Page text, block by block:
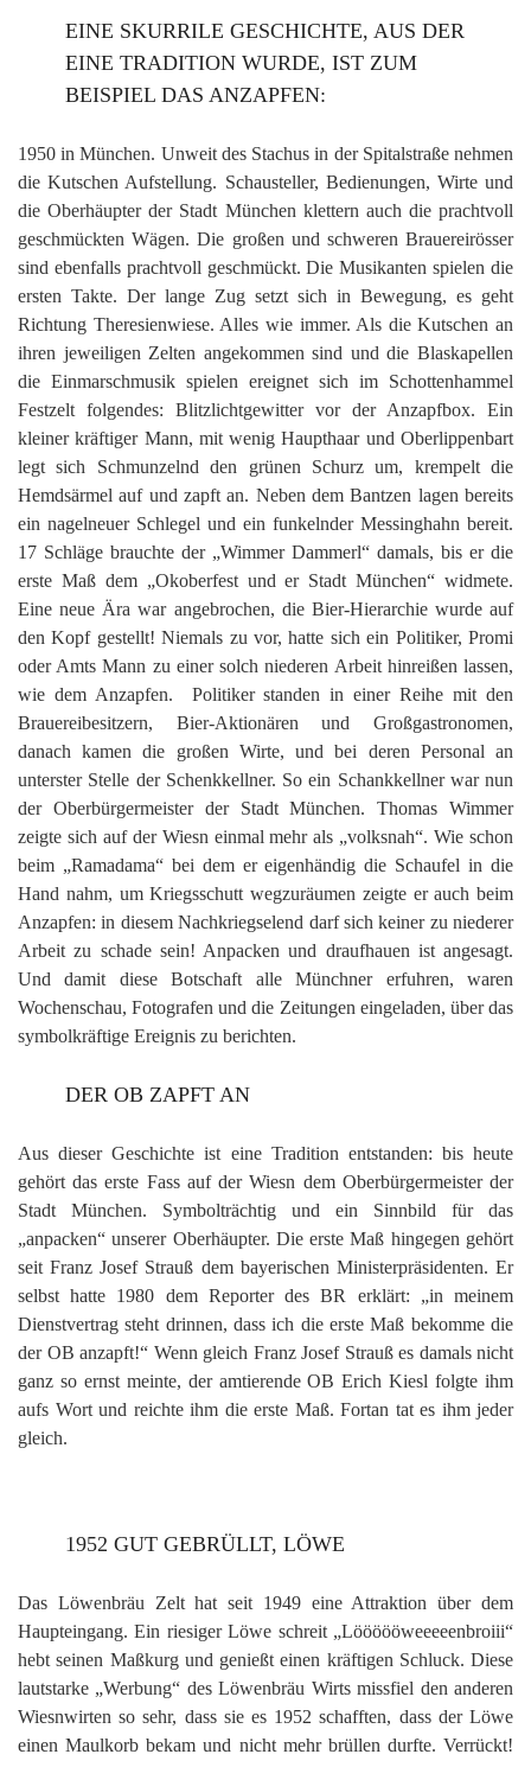
EINE SKURRILE GESCHICHTE, AUS DER
EINE TRADITION WURDE, IST ZUM
BEISPIEL DAS ANZAPFEN:
1950 in München. Unweit des Stachus in der Spitalstraße nehmen
die Kutschen Aufstellung. Schausteller, Bedienungen, Wirte und
die Oberhäupter der Stadt München klettern auch die prachtvoll
geschmückten Wägen. Die großen und schweren Brauereirösser
sind ebenfalls prachtvoll geschmückt. Die Musikanten spielen die
ersten Takte. Der lange Zug setzt sich in Bewegung, es geht
Richtung Theresienwiese. Alles wie immer. Als die Kutschen an
ihren jeweiligen Zelten angekommen sind und die Blaskapellen
die Einmarschmusik spielen ereignet sich im Schottenhammel
Festzelt folgendes: Blitzlichtgewitter vor der Anzapfbox. Ein
kleiner kräftiger Mann, mit wenig Haupthaar und Oberlippenbart
legt sich Schmunzelnd den grünen Schurz um, krempelt die
Hemdsärmel auf und zapft an. Neben dem Bantzen lagen bereits
ein nagelneuer Schlegel und ein funkelnder Messinghahn bereit.
17 Schläge brauchte der „Wimmer Dammerl“ damals, bis er die
erste Maß dem „Okoberfest und er Stadt München“ widmete.
Eine neue Ära war angebrochen, die Bier-Hierarchie wurde auf
den Kopf gestellt! Niemals zu vor, hatte sich ein Politiker, Promi
oder Amts Mann zu einer solch niederen Arbeit hinreißen lassen,
wie dem Anzapfen. Politiker standen in einer Reihe mit den
Brauereibesitzern, Bier-Aktionären und Großgastronomen,
danach kamen die großen Wirte, und bei deren Personal an
unterster Stelle der Schenkkellner. So ein Schankkellner war nun
der Oberbürgermeister der Stadt München. Thomas Wimmer
zeigte sich auf der Wiesn einmal mehr als „volksnah“. Wie schon
beim „Ramadama“ bei dem er eigenhändig die Schaufel in die
Hand nahm, um Kriegsschutt wegzuräumen zeigte er auch beim
Anzapfen: in diesem Nachkriegselend darf sich keiner zu niederer
Arbeit zu schade sein! Anpacken und draufhauen ist angesagt.
Und damit diese Botschaft alle Münchner erfuhren, waren
Wochenschau, Fotografen und die Zeitungen eingeladen, über das
symbolkräftige Ereignis zu berichten.
DER OB ZAPFT AN
Aus dieser Geschichte ist eine Tradition entstanden: bis heute
gehört das erste Fass auf der Wiesn dem Oberbürgermeister der
Stadt München. Symbolträchtig und ein Sinnbild für das
„anpacken“ unserer Oberhäupter. Die erste Maß hingegen gehört
seit Franz Josef Strauß dem bayerischen Ministerpräsidenten. Er
selbst hatte 1980 dem Reporter des BR erklärt: „in meinem
Dienstvertrag steht drinnen, dass ich die erste Maß bekomme die
der OB anzapft!“ Wenn gleich Franz Josef Strauß es damals nicht
ganz so ernst meinte, der amtierende OB Erich Kiesl folgte ihm
aufs Wort und reichte ihm die erste Maß. Fortan tat es ihm jeder
gleich.
1952 GUT GEBRÜLLT, LÖWE
Das Löwenbräu Zelt hat seit 1949 eine Attraktion über dem
Haupteingang. Ein riesiger Löwe schreit „Löööööweeeeenbroiii“
hebt seinen Maßkurg und genießt einen kräftigen Schluck. Diese
lautstarke „Werbung“ des Löwenbräu Wirts missfiel den anderen
Wiesnwirten so sehr, dass sie es 1952 schafften, dass der Löwe
einen Maulkorb bekam und nicht mehr brüllen durfte. Verrückt!